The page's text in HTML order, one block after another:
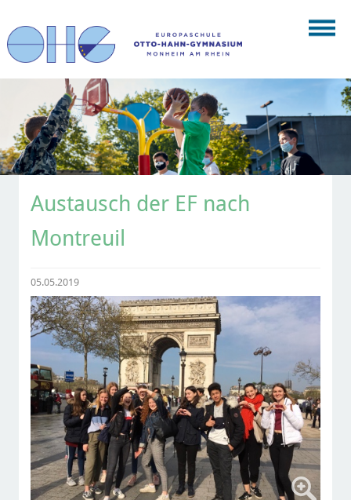
Austausch der EF nach
Montreuil
05.05.2019